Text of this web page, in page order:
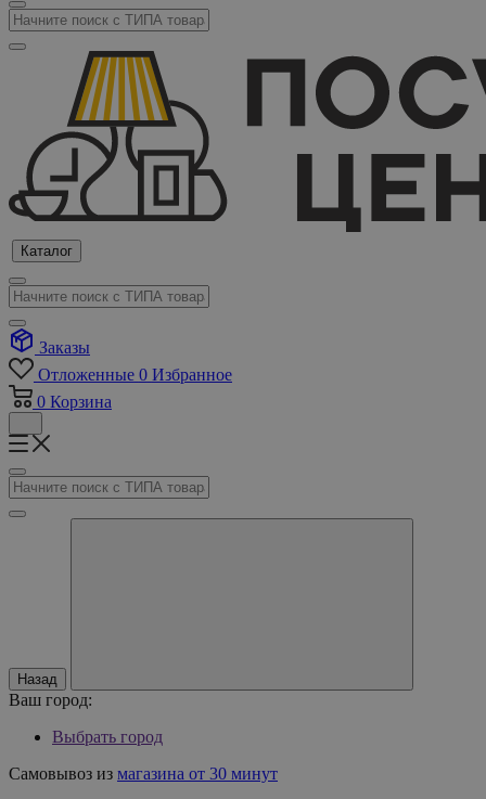
Каталог
Заказы
Отложенные 0 Избранное
0 Корзина
Назад
Ваш город:
Выбрать город
Самовывоз из магазина от 30 минут